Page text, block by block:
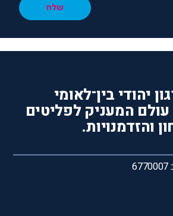
שלח
יהודי בין־לאומי
המעניק לפליטים
והזדמנויות.